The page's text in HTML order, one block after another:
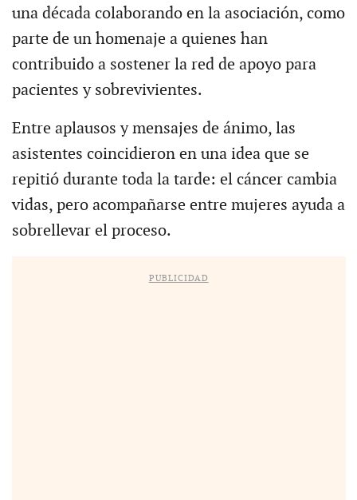
una década colaborando en la asociación, como
parte de un homenaje a quienes han
contribuido a sostener la red de apoyo para
pacientes y sobrevivientes.
Entre aplausos y mensajes de ánimo, las
asistentes coincidieron en una idea que se
repitió durante toda la tarde: el cáncer cambia
vidas, pero acompañarse entre mujeres ayuda a
sobrellevar el proceso.
PUBLICIDAD